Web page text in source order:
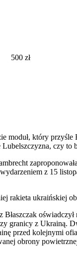
500 zł
moduł, który
czy to
z 15
rakieta ukraińskiej
granicy z Ukrainą.
przed kolejnymi
obrony